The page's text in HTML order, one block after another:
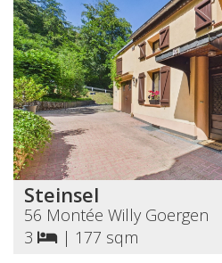
Steinsel
56 Montée Willy Goergen
3
| 177 sqm